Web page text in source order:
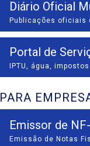
Diário Oficial
Publicações oficiais
Portal de
IPTU, água,
PARA
Emissor de
Emissão de Notas